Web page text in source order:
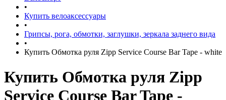
•
Купить велоаксессуары
•
Грипсы, рога, обмотки, заглушки, зеркала заднего вида
•
Купить Обмотка руля Zipp Service Course Bar Tape - white
Купить Обмотка руля Zipp
Service Course Bar Tape -